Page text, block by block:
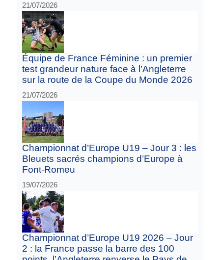
21/07/2026
Équipe de France Féminine : un premier
test grandeur nature face à l’Angleterre
sur la route de la Coupe du Monde 2026
21/07/2026
Championnat d’Europe U19 – Jour 3 : les
Bleuets sacrés champions d’Europe à
Font-Romeu
19/07/2026
Championnat d’Europe U19 2026 – Jour
2 : la France passe la barre des 100